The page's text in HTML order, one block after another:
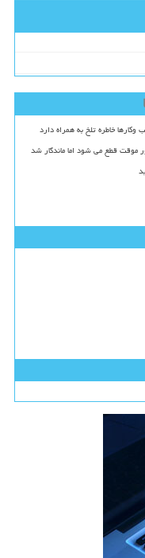
خاطره تلخ به همراه دارد